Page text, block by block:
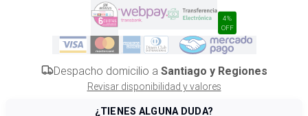
4%
OFF
Despacho domicilio a Santiago y Regiones
Revisar disponibilidad y valores
¿TIENES ALGUNA DUDA?